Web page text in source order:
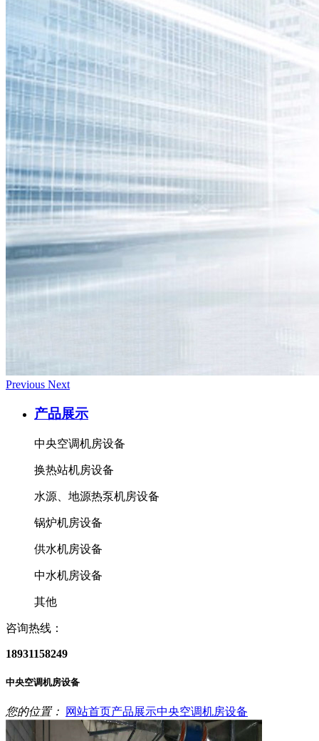
Previous Next
产品展示
中央空调机房设备
换热站机房设备
水源、地源热泵机房设备
锅炉机房设备
供水机房设备
中水机房设备
其他
咨询热线：
18931158249
中央空调机房设备
您的位置： 网站首页产品展示中央空调机房设备